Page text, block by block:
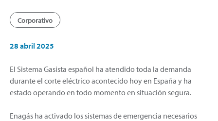
Corporativo
28 abril 2025
El Sistema Gasista español ha atendido toda la demanda
durante el corte eléctrico acontecido hoy en España y ha
estado operando en todo momento en situación segura.
Enagás ha activado los sistemas de emergencia necesarios